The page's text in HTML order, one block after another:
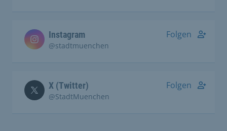
Instagram
@stadtmuenchen
Folgen
X (Twitter)
@StadtMuenchen
Folgen